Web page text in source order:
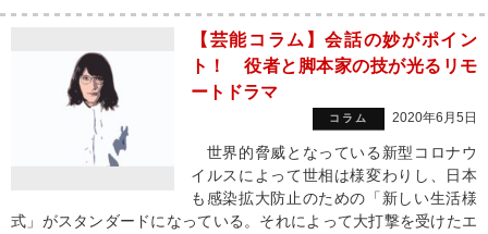
【芸能コラム】会話の妙がポイン
ト！ 役者と脚本家の技が光るリモ
ートドラマ
コラム 2020年6月5日
世界的脅威となっている新型コロナウ
イルスによって世相は様変わりし、日本
も感染拡大防止のための「新しい生活様
式」がスタンダードになっている。それによって大打撃を受けたエ